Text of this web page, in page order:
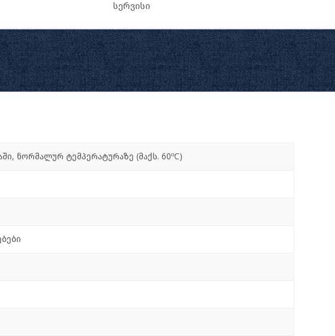
სერვისი
ნორმალურ ტემპერატურაზე (მაქს. 60ºC)